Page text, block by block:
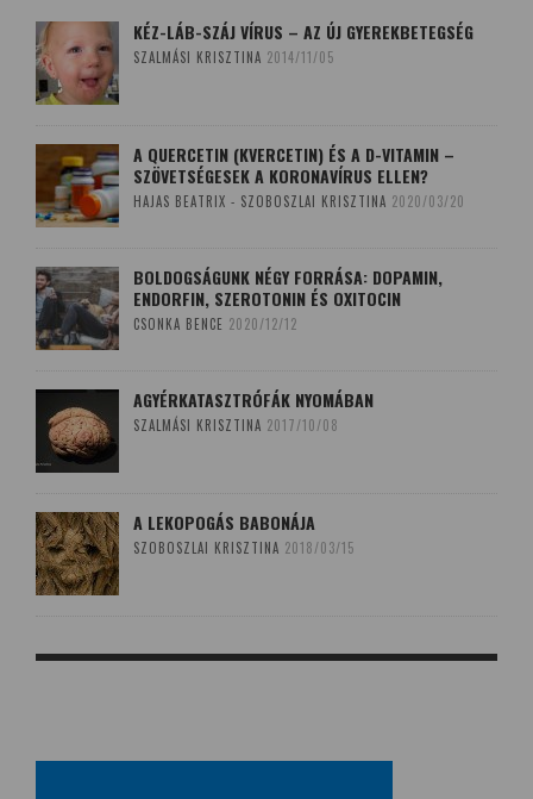
KÉZ-LÁB-SZÁJ VÍRUS – AZ ÚJ GYEREKBETEGSÉG
SZALMÁSI KRISZTINA 2014/11/05
A QUERCETIN (KVERCETIN) ÉS A D-VITAMIN –
SZÖVETSÉGESEK A KORONAVÍRUS ELLEN?
HAJAS BEATRIX - SZOBOSZLAI KRISZTINA 2020/03/20
BOLDOGSÁGUNK NÉGY FORRÁSA: DOPAMIN,
ENDORFIN, SZEROTONIN ÉS OXITOCIN
CSONKA BENCE 2020/12/12
AGYÉRKATASZTRÓFÁK NYOMÁBAN
SZALMÁSI KRISZTINA 2017/10/08
A LEKOPOGÁS BABONÁJA
SZOBOSZLAI KRISZTINA 2018/03/15